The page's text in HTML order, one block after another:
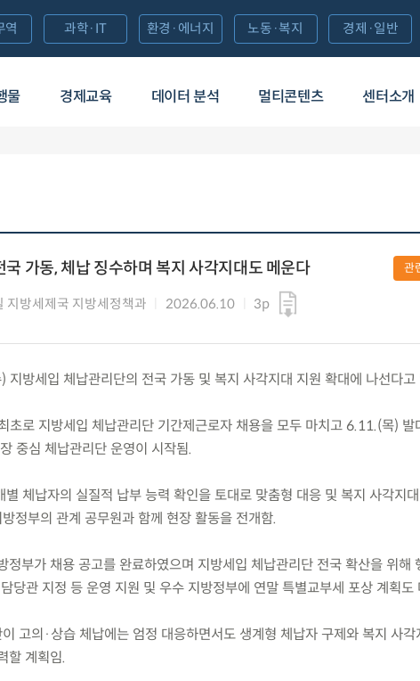
물 경제교육 데이터 분석 멀티콘텐츠 센터소개
역 과학·IT 환경·에너지 노동·복지 경제·일반
가동, 체납 징수하며 복지 사각지대도 메운다
지방세제국 지방세정책과 2026.06.10 3p
관
지방세입 체납관리단의 전국 가동 및 복지 사각지대 지원 확대에 나선다고
초로 지방세입 체납관리단 기간제근로자 채용을 모두 마치고 6.11.(목) 발
중심 체납관리단 운영이 시작됨.
체납자의 실질적 납부 능력 확인을 토대로 맞춤형 대응 및 복지 사각지
정부의 관계 공무원과 함께 현장 활동을 전개함.
부가 채용 공고를 완료하였으며 지방세입 체납관리단 전국 확산을 위해
담당관 지정 등 운영 지원 및 우수 지방정부에 연말 특별교부세 포상 계획도
고의·상습 체납에는 엄정 대응하면서도 생계형 체납자 구제와 복지 사각
할 계획임.